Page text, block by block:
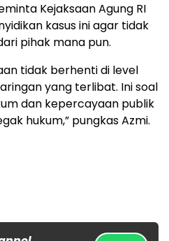
Kejaksaan Agung RI
kasus ini agar tidak
pihak mana pun.
tidak berhenti di level
yang terlibat. Ini soal
dan kepercayaan publik
hukum,” pungkas Azmi.